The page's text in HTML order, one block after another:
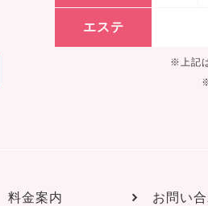
エステ
※上記
料金案内 お問い